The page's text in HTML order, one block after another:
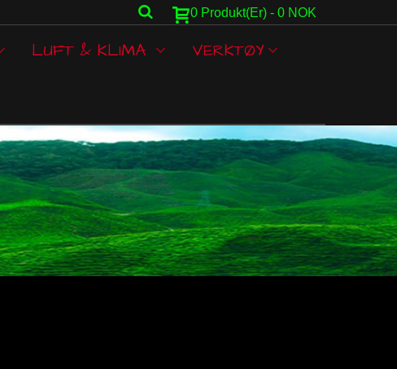
0 Produkt(er) - 0 NOK
LUFT & KLIMA VERKTØY